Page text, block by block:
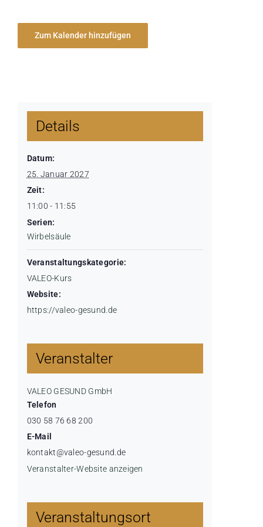
Zum Kalender hinzufügen
Details
Datum:
25. Januar 2027
Zeit:
11:00 - 11:55
Serien:
Wirbelsäule
Veranstaltungskategorie:
VALEO-Kurs
Website:
https://valeo-gesund.de
Veranstalter
VALEO GESUND GmbH
Telefon
030 58 76 68 200
E-Mail
kontakt@valeo-gesund.de
Veranstalter-Website anzeigen
Veranstaltungsort